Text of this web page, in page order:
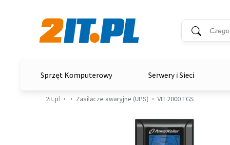
Wyszukiwarka
Słowo kluczowe
Sprzęt Komputerowy Serwery i Sieci
2it.pl Zasilacze awaryjne (UPS) VFI 2000 TGS